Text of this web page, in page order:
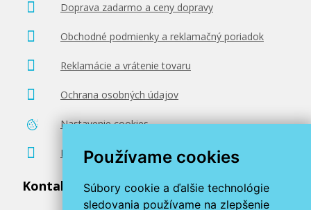
Používame cookies
Súbory cookie a ďalšie technológie
sledovania používame na zlepšenie
Pridať do košíka
Tlačová struna PLA pre 3D tlačiarne, 3
mm, 1 kg, prírodná
Doprava zadarmo a ceny dopravy
Obchodné podmienky a reklamačný poriadok
Reklamácie a vrátenie tovaru
Ochrana osobných údajov
Nastavenie cookies
Poradenstvo zadarmo
Kontaktujte nás